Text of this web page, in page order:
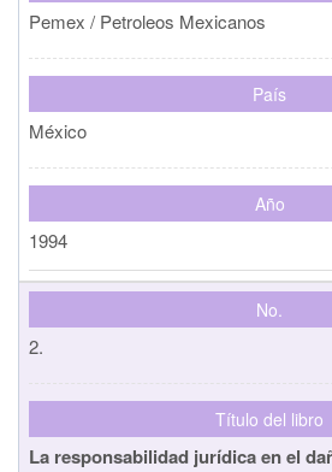
Pemex / Petroleos Mexicanos
País
México
Año
1994
No.
2.
Título del libro
La responsabilidad jurídica en el